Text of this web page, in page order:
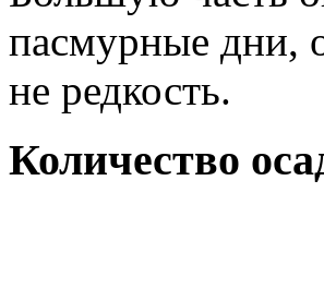
пасмурные дни,
не редкость.
Количество